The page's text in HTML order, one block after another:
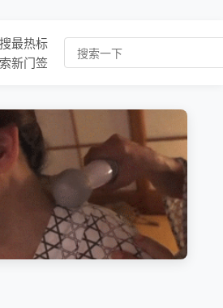
搜
索
最
新
热
门
标
签